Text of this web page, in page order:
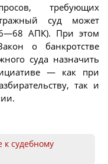
требующих
суд может
АПК). При этом
о банкротстве
суда назначить
— как при
так и
к судебному